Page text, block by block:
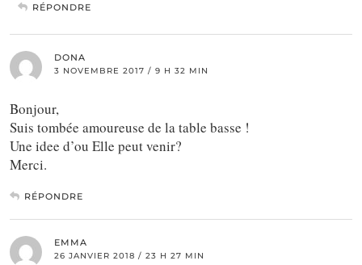
RÉPONDRE
DONA
3 NOVEMBRE 2017 / 9 H 32 MIN
Bonjour,
Suis tombée amoureuse de la table basse !
Une idee d’ou Elle peut venir?
Merci.
RÉPONDRE
EMMA
26 JANVIER 2018 / 23 H 27 MIN